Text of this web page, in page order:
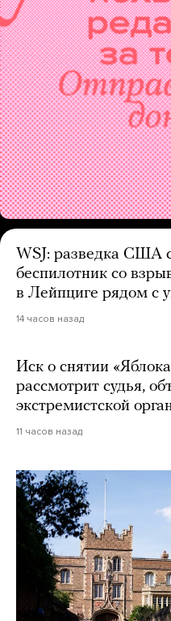
WSJ: разведка США
беспилотник со
в Лейпциге рядом с
14 часов назад
Иск о снятии
рассмотрит судья,
экстремистской
11 часов назад